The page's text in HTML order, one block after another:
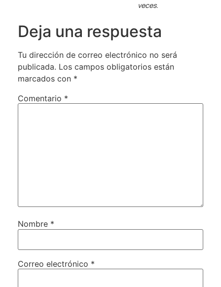
veces.
Deja una respuesta
Tu dirección de correo electrónico no será
publicada. Los campos obligatorios están
marcados con *
Comentario *
Nombre *
Correo electrónico *